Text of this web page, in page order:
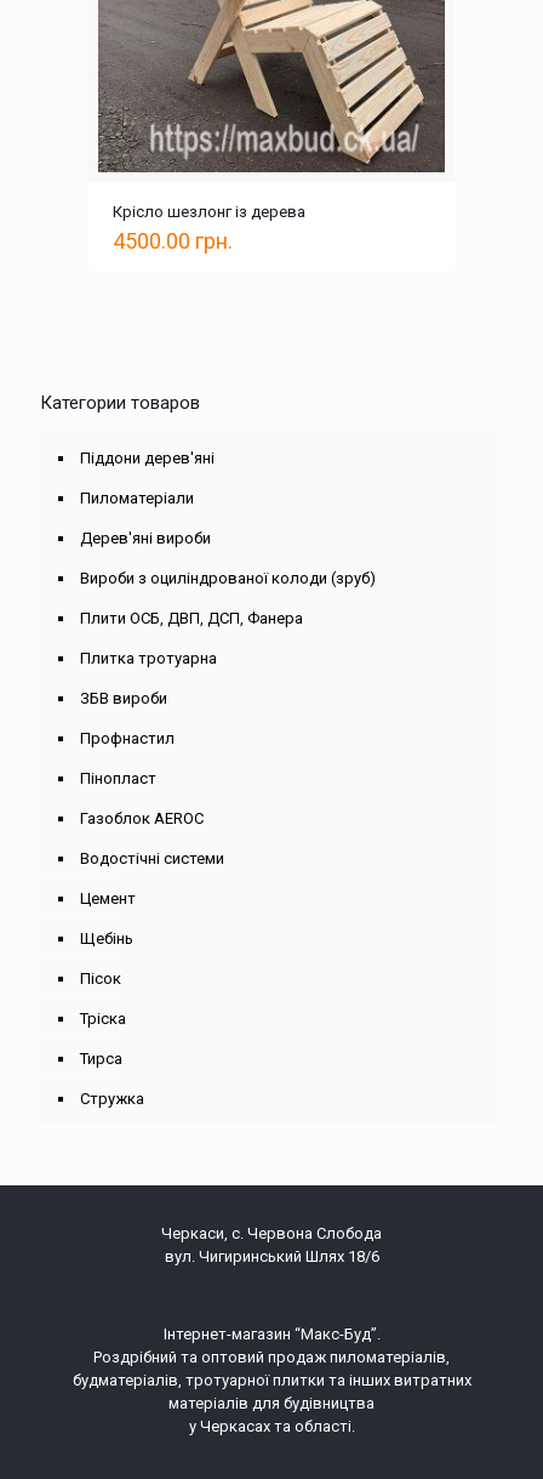
Крісло шезлонг із дерева
4500.00 грн.
Категории товаров
Піддони дерев'яні
Пиломатеріали
Дерев'яні вироби
Вироби з оциліндрованої колоди (зруб)
Плити ОСБ, ДВП, ДСП, Фанера
Плитка тротуарна
ЗБВ вироби
Профнастил
Пінопласт
Газоблок AEROC
Водостічні системи
Цемент
Щебінь
Пісок
Тріска
Тирса
Стружка
Черкаси, с. Червона Слобода
вул. Чигиринський Шлях 18/6
Інтернет-магазин “Макс-Буд”.
Роздрібний та оптовий продаж пиломатеріалів,
будматеріалів, тротуарної плитки та інших витратних
матеріалів для будівництва
у Черкасах та області.